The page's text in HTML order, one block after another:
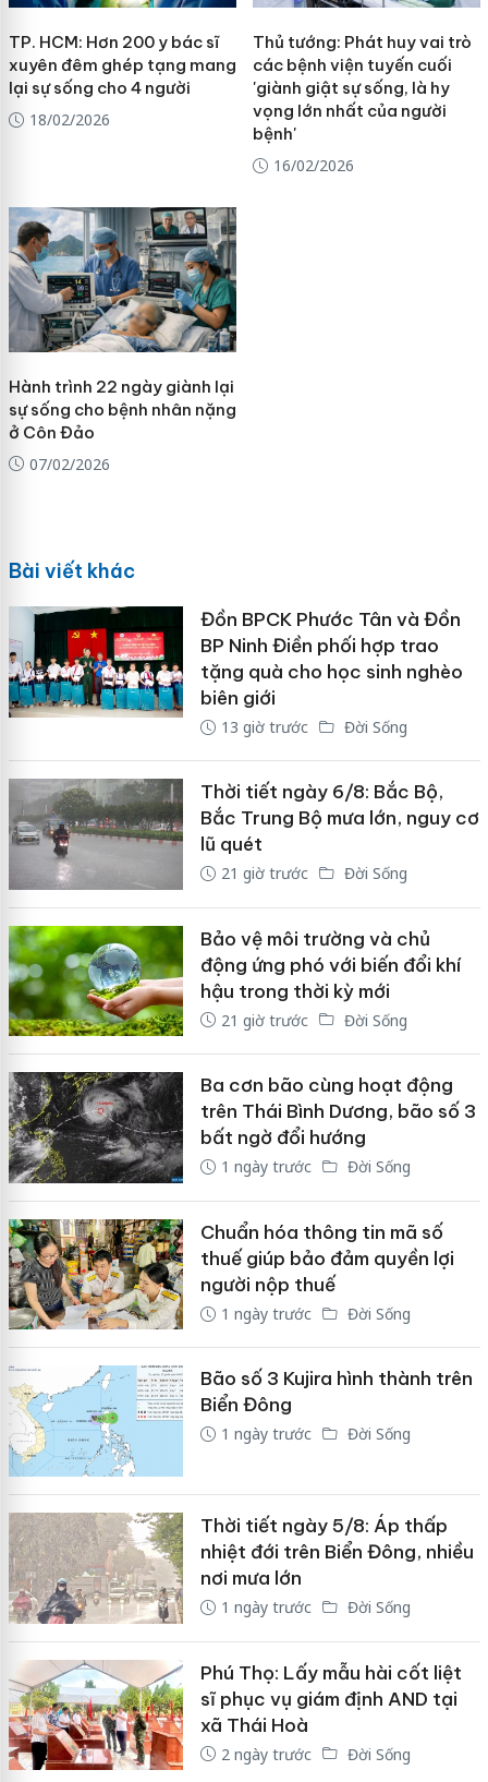
TP. HCM: Hơn 200 y bác sĩ
xuyên đêm ghép tạng mang
lại sự sống cho 4 người
18/02/2026
Thủ tướng: Phát huy vai trò
các bệnh viện tuyến cuối
'giành giật sự sống, là hy
vọng lớn nhất của người
bệnh'
16/02/2026
Hành trình 22 ngày giành lại
sự sống cho bệnh nhân nặng
ở Côn Đảo
07/02/2026
Bài viết khác
Đồn BPCK Phước Tân và Đồn
BP Ninh Điền phối hợp trao
tặng quà cho học sinh nghèo
biên giới
13 giờ trước Đời Sống
Thời tiết ngày 6/8: Bắc Bộ,
Bắc Trung Bộ mưa lớn, nguy cơ
lũ quét
21 giờ trước Đời Sống
Bảo vệ môi trường và chủ
động ứng phó với biến đổi khí
hậu trong thời kỳ mới
21 giờ trước Đời Sống
Ba cơn bão cùng hoạt động
trên Thái Bình Dương, bão số 3
bất ngờ đổi hướng
1 ngày trước Đời Sống
Chuẩn hóa thông tin mã số
thuế giúp bảo đảm quyền lợi
người nộp thuế
1 ngày trước Đời Sống
Bão số 3 Kujira hình thành trên
Biển Đông
1 ngày trước Đời Sống
Thời tiết ngày 5/8: Áp thấp
nhiệt đới trên Biển Đông, nhiều
nơi mưa lớn
1 ngày trước Đời Sống
Phú Thọ: Lấy mẫu hài cốt liệt
sĩ phục vụ giám định AND tại
xã Thái Hoà
2 ngày trước Đời Sống